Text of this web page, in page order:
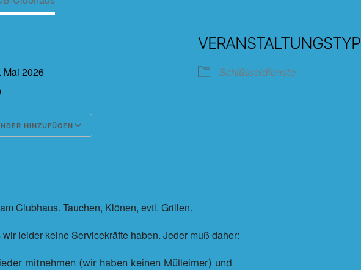
Mai 2026
HINZUFÜGEN
VERANSTALTUNGSTYP
Schlüsseldienste
Clubhaus. Tauchen, Klönen, evtl. Grillen.
leider keine Servicekräfte haben. Jeder muß daher:
mitnehmen (wir haben keinen Mülleimer) und